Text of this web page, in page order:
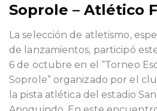
Soprole – Atlético
La selección de atletismo,
de lanzamientos, participó
6 de octubre en el “Torneo
Soprole” organizado por el
la pista atlética del estadio